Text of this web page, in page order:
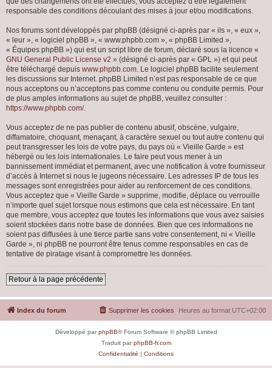
responsable des conditions découlant des mises à jour et/ou modifications.
Nos forums sont développés par phpBB (désigné ci-après par « ils », « eux »,
« leur », « logiciel phpBB », « www.phpbb.com », « phpBB Limited »,
« Équipes phpBB ») qui est un script libre de forum, déclaré sous la licence «
GNU General Public License v2 » (désigné ci-après par « GPL ») et qui peut
être téléchargé depuis www.phpbb.com. Le logiciel phpBB facilite seulement
les discussions sur Internet. phpBB Limited n’est pas responsable de ce que
nous acceptons ou n’acceptons pas comme contenu ou conduite permis. Pour
de plus amples informations au sujet de phpBB, veuillez consulter :
https://www.phpbb.com/.
Vous acceptez de ne pas publier de contenu abusif, obscène, vulgaire,
diffamatoire, choquant, menaçant, à caractère sexuel ou tout autre contenu qui
peut transgresser les lois de votre pays, du pays où « Vieille Garde » est
hébergé ou les lois internationales. Le faire peut vous mener à un
bannissement immédiat et permanent, avec une notification à votre fournisseur
d’accès à Internet si nous le jugeons nécessaire. Les adresses IP de tous les
messages sont enregistrées pour aider au renforcement de ces conditions.
Vous acceptez que « Vieille Garde » supprime, modifie, déplace ou verrouille
n’importe quel sujet lorsque nous estimons que cela est nécessaire. En tant
que membre, vous acceptez que toutes les informations que vous avez saisies
soient stockées dans notre base de données. Bien que ces informations ne
soient pas diffusées à une tierce partie sans votre consentement, ni « Vieille
Garde », ni phpBB ne pourront être tenus comme responsables en cas de
tentative de piratage visant à compromettre les données.
Retour à la page précédente
Index du forum Heures au format UTC+02:00
Supprimer les cookies
Développé parphpBB® Forum Software © phpBB Limited
Traduit parphpBB-fr.com
Confidentialité | Conditions